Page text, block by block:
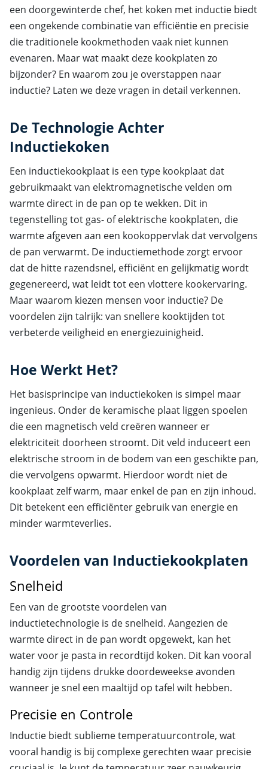
een doorgewinterde chef, het koken met inductie biedt
een ongekende combinatie van efficiëntie en precisie
die traditionele kookmethoden vaak niet kunnen
evenaren. Maar wat maakt deze kookplaten zo
bijzonder? En waarom zou je overstappen naar
inductie? Laten we deze vragen in detail verkennen.
De Technologie Achter
Inductiekoken
Een inductiekookplaat is een type kookplaat dat
gebruikmaakt van elektromagnetische velden om
warmte direct in de pan op te wekken. Dit in
tegenstelling tot gas- of elektrische kookplaten, die
warmte afgeven aan een kookoppervlak dat vervolgens
de pan verwarmt. De inductiemethode zorgt ervoor
dat de hitte razendsnel, efficiënt en gelijkmatig wordt
gegenereerd, wat leidt tot een vlottere kookervaring.
Maar waarom kiezen mensen voor inductie? De
voordelen zijn talrijk: van snellere kooktijden tot
verbeterde veiligheid en energiezuinigheid.
Hoe Werkt Het?
Het basisprincipe van inductiekoken is simpel maar
ingenieus. Onder de keramische plaat liggen spoelen
die een magnetisch veld creëren wanneer er
elektriciteit doorheen stroomt. Dit veld induceert een
elektrische stroom in de bodem van een geschikte pan,
die vervolgens opwarmt. Hierdoor wordt niet de
kookplaat zelf warm, maar enkel de pan en zijn inhoud.
Dit betekent een efficiënter gebruik van energie en
minder warmteverlies.
Voordelen van Inductiekookplaten
Snelheid
Een van de grootste voordelen van
inductietechnologie is de snelheid. Aangezien de
warmte direct in de pan wordt opgewekt, kan het
water voor je pasta in recordtijd koken. Dit kan vooral
handig zijn tijdens drukke doordeweekse avonden
wanneer je snel een maaltijd op tafel wilt hebben.
Precisie en Controle
Inductie biedt sublieme temperatuurcontrole, wat
vooral handig is bij complexe gerechten waar precisie